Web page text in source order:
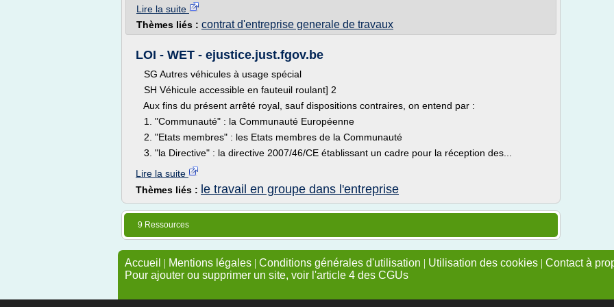
Lire la suite
Thèmes liés : contrat d'entreprise generale de travaux
LOI - WET - ejustice.just.fgov.be
SG Autres véhicules à usage spécial
SH Véhicule accessible en fauteuil roulant] 2
Aux fins du présent arrêté royal, sauf dispositions contraires, on entend par :
1. "Communauté" : la Communauté Européenne
2. "Etats membres" : les Etats membres de la Communauté
3. "la Directive" : la directive 2007/46/CE établissant un cadre pour la réception des...
Lire la suite
Thèmes liés : le travail en groupe dans l'entreprise
9 Ressources
Accueil | Mentions légales | Conditions générales d'utilisation | Utilisation des cookies | Contact à
Pour ajouter ou supprimer un site, voir l'article 4 des CGUs